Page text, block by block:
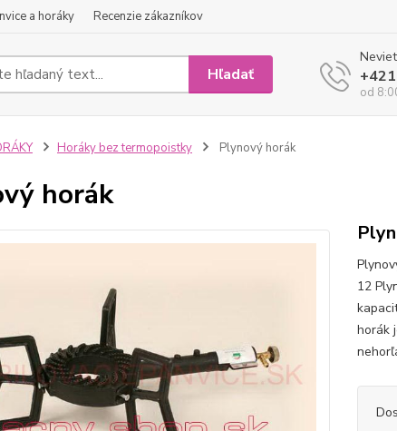
a horáky Recenzie zákazníkov
Hľadať
od
Horáky bez termopoistky Plynový horák
horák
12
horák